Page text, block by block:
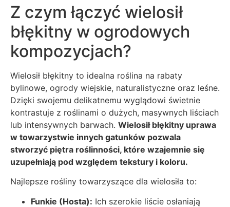
Z czym łączyć wielosił
błękitny w ogrodowych
kompozycjach?
Wielosił błękitny to idealna roślina na rabaty
bylinowe, ogrody wiejskie, naturalistyczne oraz leśne.
Dzięki swojemu delikatnemu wyglądowi świetnie
kontrastuje z roślinami o dużych, masywnych liściach
lub intensywnych barwach. Wielosił błękitny uprawa
w towarzystwie innych gatunków pozwala
stworzyć piętra roślinności, które wzajemnie się
uzupełniają pod względem tekstury i koloru.
Najlepsze rośliny towarzyszące dla wielosiła to:
Funkie (Hosta): Ich szerokie liście osłaniają